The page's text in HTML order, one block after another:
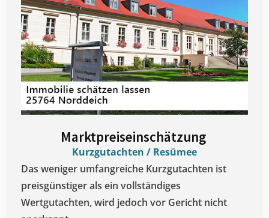
Marktpreiseinschätzung ​
Kurzgutachten / Resümee
Das weniger umfangreiche Kurzgutachten ist
preisgünstiger als ein vollständiges
Wertgutachten, wird jedoch vor Gericht nicht